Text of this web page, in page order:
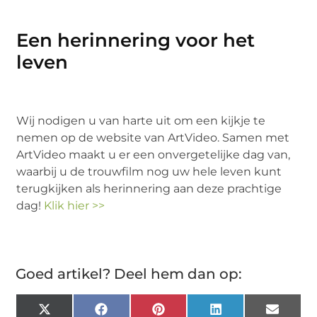
Een herinnering voor het
leven
Wij nodigen u van harte uit om een kijkje te
nemen op de website van ArtVideo. Samen met
ArtVideo maakt u er een onvergetelijke dag van,
waarbij u de trouwfilm nog uw hele leven kunt
terugkijken als herinnering aan deze prachtige
dag! Klik hier >>
Goed artikel? Deel hem dan op:
X FacebookPinterest LinkedIn Email